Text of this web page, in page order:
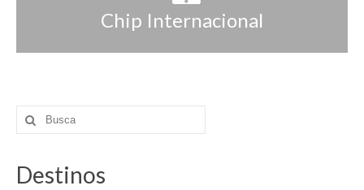
Chip Internacional
Destinos